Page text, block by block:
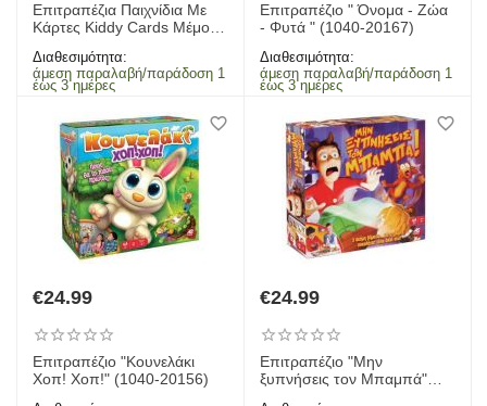
Επιτραπέζια Παιχνίδια Με
Κάρτες Kiddy Cards Μέμο
Γάτος Διάφορα Σχέδια
Διαθεσιμότητα:
άμεση παραλαβή/παράδοση 1
έως 3 ημέρες
Επιτραπέζιο " Όνομα - Ζώα
- Φυτά " (1040-20167)
Διαθεσιμότητα:
άμεση παραλαβή/παράδοση 1
έως 3 ημέρες
€24.99
Επιτραπέζιο "Κουνελάκι
Χοπ! Χοπ!" (1040-20156)
€24.99
Επιτραπέζιο "Μην
ξυπνήσεις τον Μπαμπά"